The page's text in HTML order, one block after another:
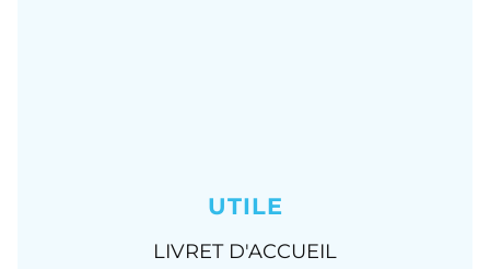
UTILE
LIVRET D'ACCUEIL